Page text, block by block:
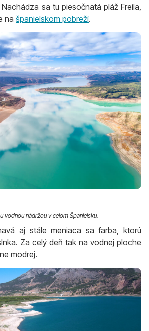
sa tu piesočnatá pláž Freila,
na španielskom pobreží.
vodnou nádržou v celom Španielsku.
aj stále meniaca sa farba, ktorú
Za celý deň tak na vodnej ploche
modrej.